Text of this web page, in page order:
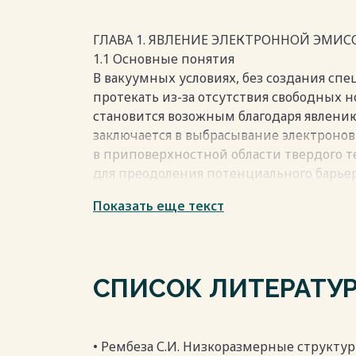
ГЛАВА 1. ЯВЛЕНИЕ ЭЛЕКТРОННОЙ
1.1 Основные понятия
В вакуумных условиях, без создания
протекать из-за отсутствия свободных
становится возожным благодаря
заключается в выбрасывание
в приповерхностной области твердого
для преодоления потенциального
некоторых электронов.
противоположный знак.Вследвие
преодоления необходима работа
Показать еще текст
СПИСОК
• Рембеза С.И. Низкоразмерные